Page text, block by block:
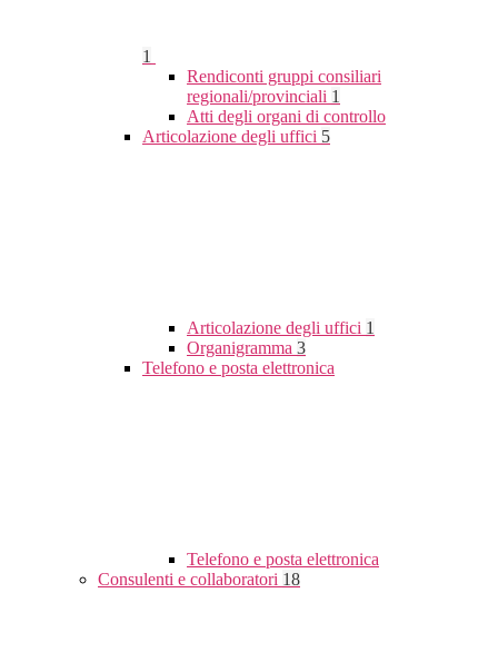
1
Rendiconti gruppi consiliari
regionali/provinciali 1
Atti degli organi di controllo
Articolazione degli uffici 5
Articolazione degli uffici 1
Organigramma 3
Telefono e posta elettronica
Telefono e posta elettronica
Consulenti e collaboratori 18